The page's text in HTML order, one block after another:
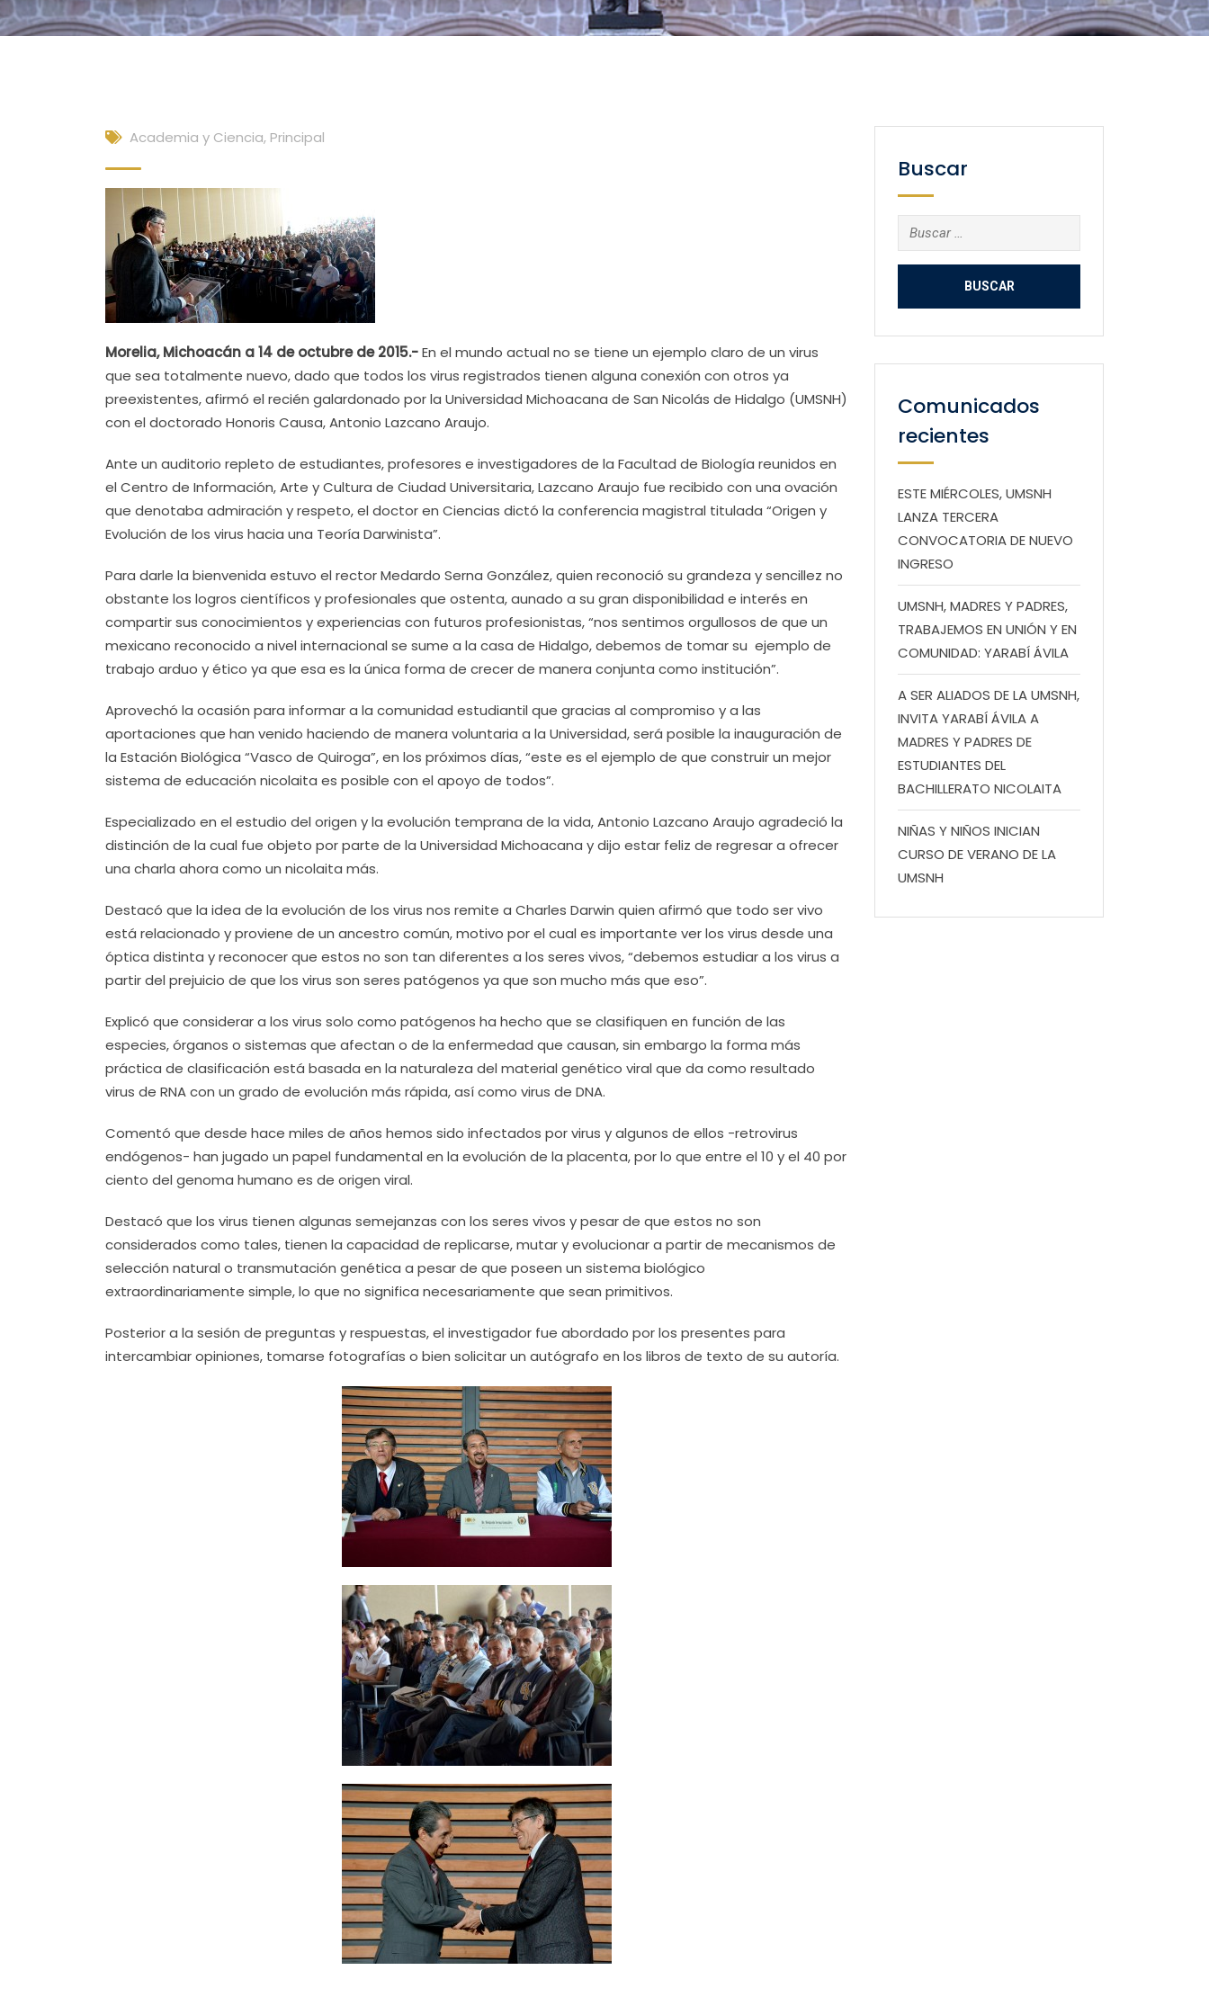
Academia y Ciencia, Principal
Morelia, Michoacán a 14 de octubre de 2015.-En el mundo actual no se tiene un ejemplo claro de un virus
que sea totalmente nuevo, dado que todos los virus registrados tienen alguna conexión con otros ya
preexistentes, afirmó el recién galardonado por la Universidad Michoacana de San Nicolás de Hidalgo (UMSNH)
con el doctorado Honoris Causa, Antonio Lazcano Araujo.
Ante un auditorio repleto de estudiantes, profesores e investigadores de la Facultad de Biología reunidos en
el Centro de Información, Arte y Cultura de Ciudad Universitaria, Lazcano Araujo fue recibido con una ovación
que denotaba admiración y respeto, el doctor en Ciencias dictó la conferencia magistral titulada “Origen y
Evolución de los virus hacia una Teoría Darwinista”.
Para darle la bienvenida estuvo el rector Medardo Serna González, quien reconoció su grandeza y sencillez no
obstante los logros científicos y profesionales que ostenta, aunado a su gran disponibilidad e interés en
compartir sus conocimientos y experiencias con futuros profesionistas, “nos sentimos orgullosos de que un
mexicano reconocido a nivel internacional se sume a la casa de Hidalgo, debemos de tomar su ejemplo de
trabajo arduo y ético ya que esa es la única forma de crecer de manera conjunta como institución”.
Aprovechó la ocasión para informar a la comunidad estudiantil que gracias al compromiso y a las
aportaciones que han venido haciendo de manera voluntaria a la Universidad, será posible la inauguración de
la Estación Biológica “Vasco de Quiroga”, en los próximos días, “este es el ejemplo de que construir un mejor
sistema de educación nicolaita es posible con el apoyo de todos”.
Especializado en el estudio del origen y la evolución temprana de la vida, Antonio Lazcano Araujo agradeció la
distinción de la cual fue objeto por parte de la Universidad Michoacana y dijo estar feliz de regresar a ofrecer
una charla ahora como un nicolaita más.
Destacó que la idea de la evolución de los virus nos remite a Charles Darwin quien afirmó que todo ser vivo
está relacionado y proviene de un ancestro común, motivo por el cual es importante ver los virus desde una
óptica distinta y reconocer que estos no son tan diferentes a los seres vivos, “debemos estudiar a los virus a
partir del prejuicio de que los virus son seres patógenos ya que son mucho más que eso”.
Explicó que considerar a los virus solo como patógenos ha hecho que se clasifiquen en función de las
especies, órganos o sistemas que afectan o de la enfermedad que causan, sin embargo la forma más
práctica de clasificación está basada en la naturaleza del material genético viral que da como resultado
virus de RNA con un grado de evolución más rápida, así como virus de DNA.
Comentó que desde hace miles de años hemos sido infectados por virus y algunos de ellos -retrovirus
endógenos- han jugado un papel fundamental en la evolución de la placenta, por lo que entre el 10 y el 40 por
ciento del genoma humano es de origen viral.
Destacó que los virus tienen algunas semejanzas con los seres vivos y pesar de que estos no son
considerados como tales, tienen la capacidad de replicarse, mutar y evolucionar a partir de mecanismos de
selección natural o transmutación genética a pesar de que poseen un sistema biológico
extraordinariamente simple, lo que no significa necesariamente que sean primitivos.
Posterior a la sesión de preguntas y respuestas, el investigador fue abordado por los presentes para
intercambiar opiniones, tomarse fotografías o bien solicitar un autógrafo en los libros de texto de su autoría.
Buscar
Buscar:
Comunicados
recientes
ESTE MIÉRCOLES, UMSNH
LANZA TERCERA
CONVOCATORIA DE NUEVO
INGRESO
UMSNH, MADRES Y PADRES,
TRABAJEMOS EN UNIÓN Y EN
COMUNIDAD: YARABÍ ÁVILA
A SER ALIADOS DE LA UMSNH,
INVITA YARABÍ ÁVILA A
MADRES Y PADRES DE
ESTUDIANTES DEL
BACHILLERATO NICOLAITA
NIÑAS Y NIÑOS INICIAN
CURSO DE VERANO DE LA
UMSNH